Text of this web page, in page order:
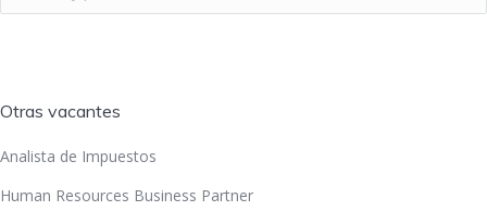
Otras vacantes
Analista de Impuestos
Human Resources Business Partner